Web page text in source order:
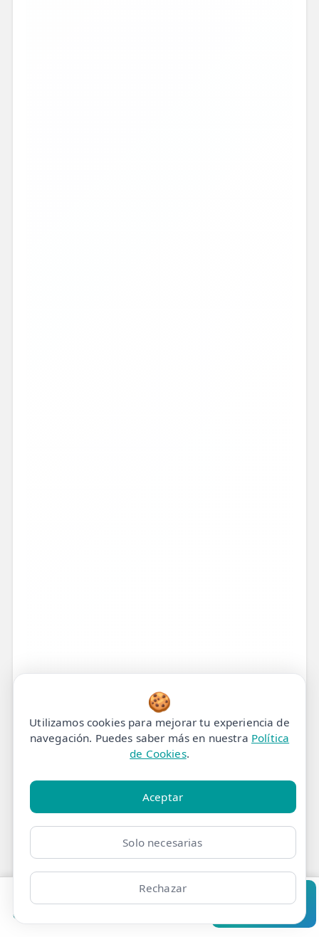
Clínicas¿Por qué sientes
Pedir cita Consultar
🍪
Utilizamos cookies para mejorar tu experiencia de
navegación. Puedes saber más en nuestra Política
de Cookies.
Aceptar
Solo necesarias
Rechazar